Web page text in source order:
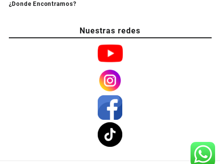
¿Donde Encontrarnos?
Nuestras redes